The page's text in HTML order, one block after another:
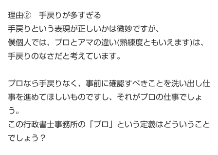
理由② 手戻りが多すぎる
手戻りという表現が正しいかは微妙ですが、
僕個人では、プロとアマの違い(熟練度ともいえます)は、
手戻りのなさだと考えています。
プロなら手戻りなく、事前に確認すべきことを洗い出し仕
事を進めてほしいものですし、それがプロの仕事でしょ
う。
この行政書士事務所の「プロ」という定義はどういうこと
でしょう？